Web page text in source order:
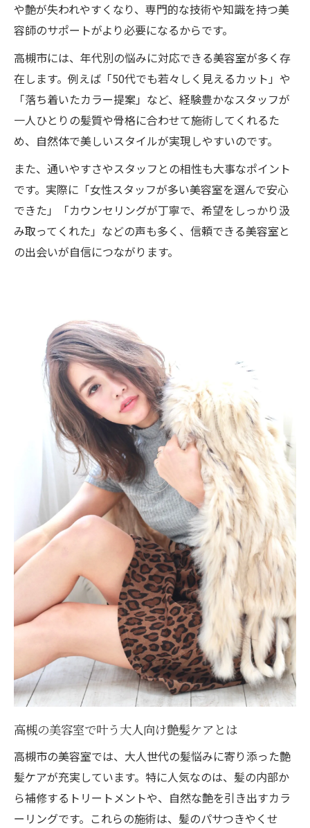
や艶が失われやすくなり、専門的な技術や知識を持つ美
容師のサポートがより必要になるからです。
高槻市には、年代別の悩みに対応できる美容室が多く存
在します。例えば「50代でも若々しく見えるカット」や
「落ち着いたカラー提案」など、経験豊かなスタッフが
一人ひとりの髪質や骨格に合わせて施術してくれるた
め、自然体で美しいスタイルが実現しやすいのです。
また、通いやすさやスタッフとの相性も大事なポイント
です。実際に「女性スタッフが多い美容室を選んで安心
できた」「カウンセリングが丁寧で、希望をしっかり汲
み取ってくれた」などの声も多く、信頼できる美容室と
の出会いが自信につながります。
高槻の美容室で叶う大人向け艶髪ケアとは
高槻市の美容室では、大人世代の髪悩みに寄り添った艶
髪ケアが充実しています。特に人気なのは、髪の内部か
ら補修するトリートメントや、自然な艶を引き出すカラ
ーリングです。これらの施術は、髪のパサつきやくせ